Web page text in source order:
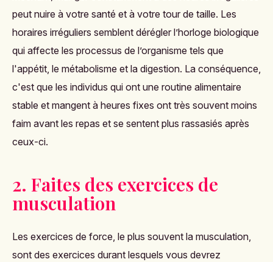
peut nuire à votre santé et à votre tour de taille. Les
horaires irréguliers semblent dérégler l’horloge biologique
qui affecte les processus de l’organisme tels que
l'appétit, le métabolisme et la digestion. La conséquence,
c'est que les individus qui ont une routine alimentaire
stable et mangent à heures fixes ont très souvent moins
faim avant les repas et se sentent plus rassasiés après
ceux-ci.
2. Faites des exercices de
musculation
Les exercices de force, le plus souvent la musculation,
sont des exercices durant lesquels vous devrez